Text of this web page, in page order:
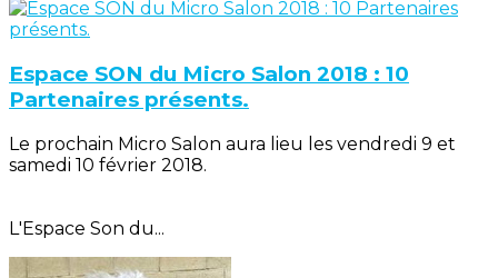
Espace SON du Micro Salon 2018 : 10
Partenaires présents.
Le prochain Micro Salon aura lieu les vendredi 9 et
samedi 10 février 2018.
L'Espace Son du...